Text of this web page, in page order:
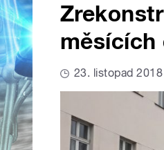
měsících
23. listopad 2018